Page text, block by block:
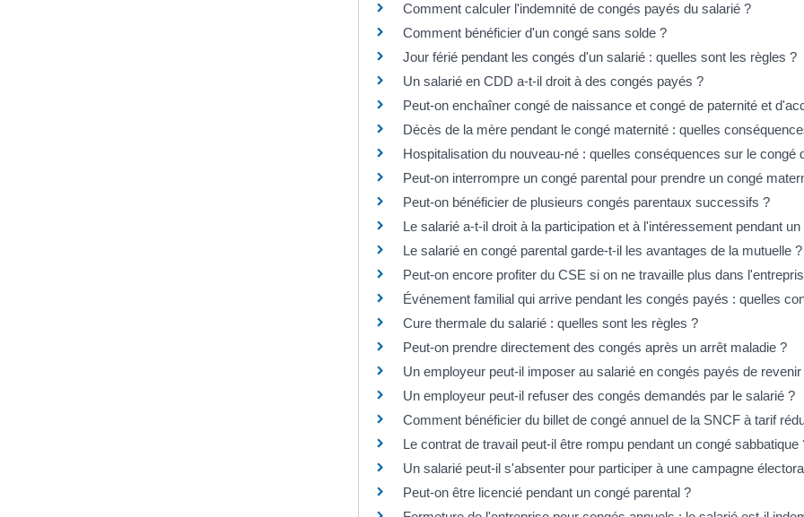
Comment calculer l'indemnité de congés payés du salarié ?
Comment bénéficier d'un congé sans solde ?
Jour férié pendant les congés d'un salarié : quelles sont les règles ?
Un salarié en CDD a-t-il droit à des congés payés ?
Peut-on enchaîner congé de naissance et congé de paternité et
Décès de la mère pendant le congé maternité : quelles
Hospitalisation du nouveau-né : quelles conséquences sur le congé
Peut-on interrompre un congé parental pour prendre un congé
Peut-on bénéficier de plusieurs congés parentaux successifs ?
Le salarié a-t-il droit à la participation et à l'intéressement pendant
Le salarié en congé parental garde-t-il les avantages de la mutuelle ?
Peut-on encore profiter du CSE si on ne travaille plus dans
Événement familial qui arrive pendant les congés payés : quelles
Cure thermale du salarié : quelles sont les règles ?
Peut-on prendre directement des congés après un arrêt maladie ?
Un employeur peut-il imposer au salarié en congés payés de
Un employeur peut-il refuser des congés demandés par le salarié ?
Comment bénéficier du billet de congé annuel de la SNCF à tarif
Le contrat de travail peut-il être rompu pendant un congé sabbatique
Un salarié peut-il s'absenter pour participer à une campagne
Peut-on être licencié pendant un congé parental ?